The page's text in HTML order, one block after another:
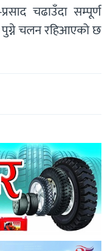
चढाउँदा सम्पूर्ण
चलन रहिआएको छ